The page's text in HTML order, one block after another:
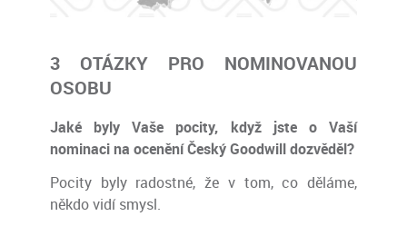
3 OTÁZKY PRO NOMINOVANOU
OSOBU
Jaké byly Vaše pocity, když jste o Vaší
nominaci na ocenění Český Goodwill dozvěděl?
Pocity byly radostné, že v tom, co děláme,
někdo vidí smysl.